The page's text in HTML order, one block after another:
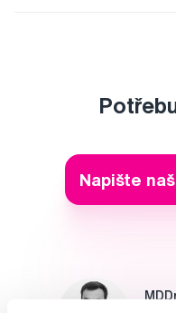
Napište